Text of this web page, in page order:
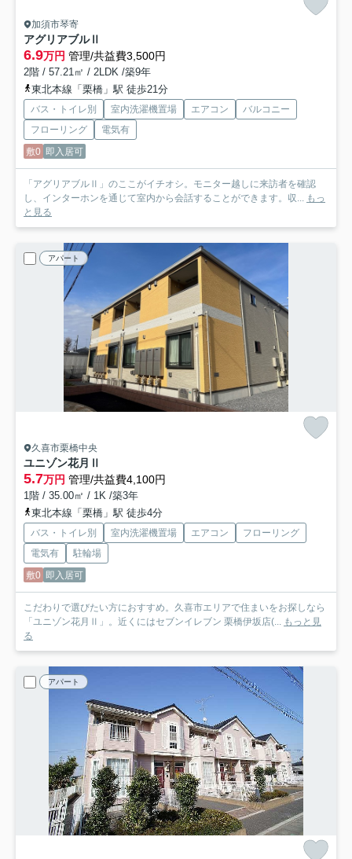
加須市琴寄
アグリアブルⅡ
6.9万円 管理/共益費3,500円
2階 / 57.21㎡ / 2LDK /築9年
東北本線「栗橋」駅 徒歩21分
バス・トイレ別 室内洗濯機置場 エアコン
バルコニー
フローリング
電気有
敷0 即入居可
「アグリアブルⅡ」のここがイチオシ。モニター越しに来訪者を確認
し、インターホンを通じて室内から会話することができます。収... もっ
と見る
アパート
久喜市栗橋中央
ユニゾン花月Ⅱ
5.7万円 管理/共益費4,100円
1階 / 35.00㎡ / 1K /築3年
東北本線「栗橋」駅 徒歩4分
バス・トイレ別 室内洗濯機置場 エアコン
フローリング
電気有
駐輪場
敷0 即入居可
こだわりで選びたい方におすすめ。久喜市エリアで住まいをお探しなら
「ユニゾン花月Ⅱ」。近くにはセブンイレブン 栗橋伊坂店(... もっと見
る
アパート